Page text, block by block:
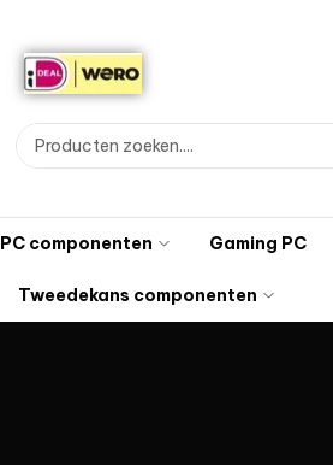
PC componenten Gaming PC
Tweedekans componenten